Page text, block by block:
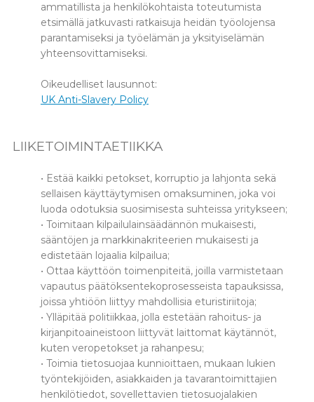
ammatillista ja henkilökohtaista toteutumista
etsimällä jatkuvasti ratkaisuja heidän työolojensa
parantamiseksi ja työelämän ja yksityiselämän
yhteensovittamiseksi.
Oikeudelliset lausunnot:
UK Anti-Slavery Policy
LIIKETOIMINTAETIIKKA
• Estää kaikki petokset, korruptio ja lahjonta sekä
sellaisen käyttäytymisen omaksuminen, joka voi
luoda odotuksia suosimisesta suhteissa yritykseen;
• Toimitaan kilpailulainsäädännön mukaisesti,
sääntöjen ja markkinakriteerien mukaisesti ja
edistetään lojaalia kilpailua;
• Ottaa käyttöön toimenpiteitä, joilla varmistetaan
vapautus päätöksentekoprosesseista tapauksissa,
joissa yhtiöön liittyy mahdollisia eturistiriitoja;
• Ylläpitää politiikkaa, jolla estetään rahoitus- ja
kirjanpitoaineistoon liittyvät laittomat käytännöt,
kuten veropetokset ja rahanpesu;
• Toimia tietosuojaa kunnioittaen, mukaan lukien
työntekijöiden, asiakkaiden ja tavarantoimittajien
henkilötiedot, sovellettavien tietosuojalakien